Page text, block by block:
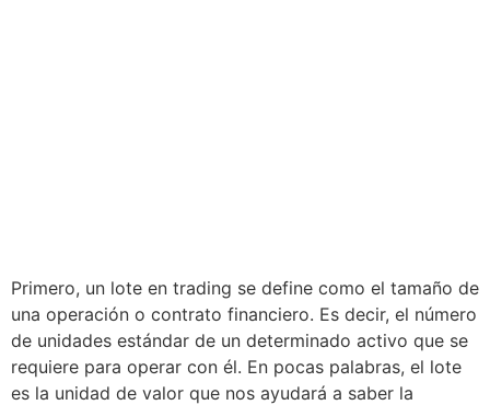
Primero, un lote en trading se define como el tamaño de
una operación o contrato financiero. Es decir, el número
de unidades estándar de un determinado activo que se
requiere para operar con él. En pocas palabras, el lote
es la unidad de valor que nos ayudará a saber la